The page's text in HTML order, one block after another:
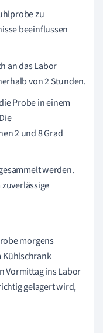
zu
beeinflussen
an das Labor
von 2 Stunden.
Probe in einem
2 und 8 Grad
werden.
morgens
Kühlschrank
Vormittag ins Labor
gelagert wird,